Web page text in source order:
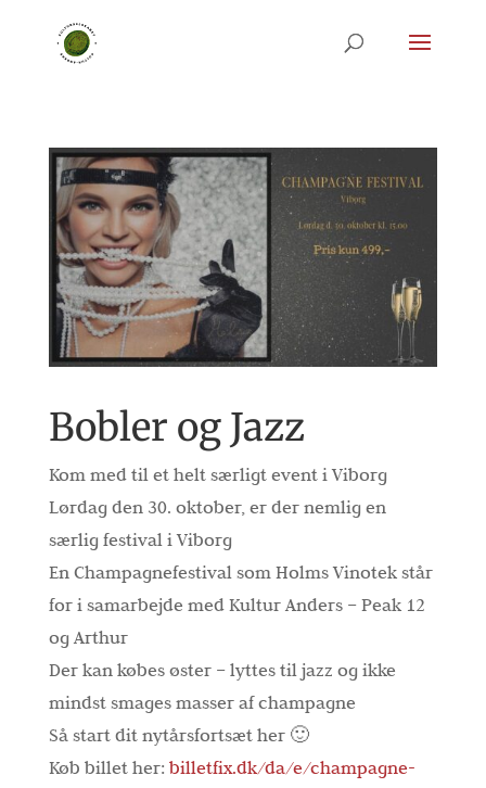
Bobler og Jazz
Kom med til et helt særligt event i Viborg
Lørdag den 30. oktober, er der nemlig en
særlig festival i Viborg
En Champagnefestival som Holms Vinotek står
for i samarbejde med Kultur Anders – Peak 12
og Arthur
Der kan købes øster – lyttes til jazz og ikke
mindst smages masser af champagne
Så start dit nytårsfortsæt her 🙂
Køb billet her: billetfix.dk/da/e/champagne-